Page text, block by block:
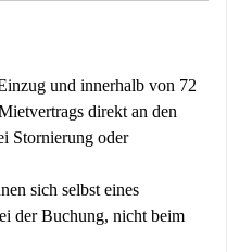
und innerhalb von 72
direkt an den
Stornierung oder
sich selbst eines
der Buchung, nicht beim